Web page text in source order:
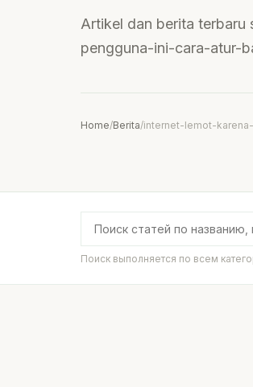
Artikel dan berita
pengguna-ini-cara-atur-
Home/Berita/internet-lemot-
Поиск выполняется по всем